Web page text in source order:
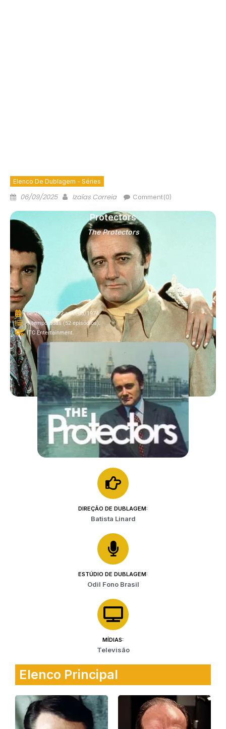
Elenco De Dublagem - Séries
06/09/2025 Izaías Correia Comment(0)
The Protectors
Protectors
de 29/09/1972 a 15/03/1974.
2 temporadas (52 episódios).
ITC Entertainment.
DIREÇÃO DE DUBLAGEM:
Batista Linard
ESTÚDIO DE DUBLAGEM:
Odil Fono Brasil
MÍDIAS:
Televisão
Elenco Principal